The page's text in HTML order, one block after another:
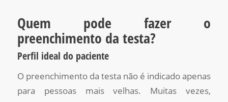
Quem pode fazer o
preenchimento da testa?
Perfil ideal do paciente
O preenchimento da testa não é indicado apenas
para pessoas mais velhas. Muitas vezes,